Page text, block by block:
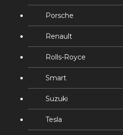
Porsche
Renault
Rolls-Royce
Smart
Suzuki
Tesla